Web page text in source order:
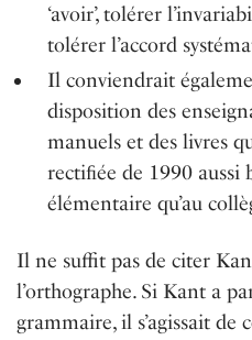
‘avoir’, tolérer
tolérer l’accord
Il conviendrait
disposition des
manuels et des livres
rectiﬁée de 1990 aussi
élémentaire qu’au
Il ne suffit pas de citer
l’orthographe. Si Kant a
grammaire, il s’agissait de